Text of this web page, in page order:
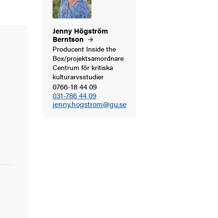
Jenny Högström
Berntson
Producent Inside the
Box/projektsamordnare
Centrum för kritiska
kulturarvsstudier
0766-18 44 09
031-786 44 09
jenny.hogstrom@gu.se